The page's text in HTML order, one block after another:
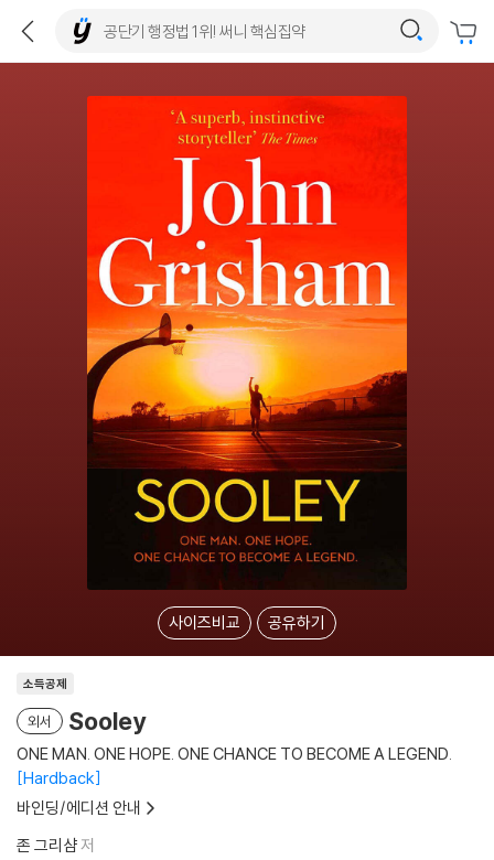
사이즈비교 공유하기
소득공제
외서 Sooley
ONE MAN. ONE HOPE. ONE CHANCE TO BECOME A LEGEND.
Hardback
바인딩/에디션 안내
존 그리샴저